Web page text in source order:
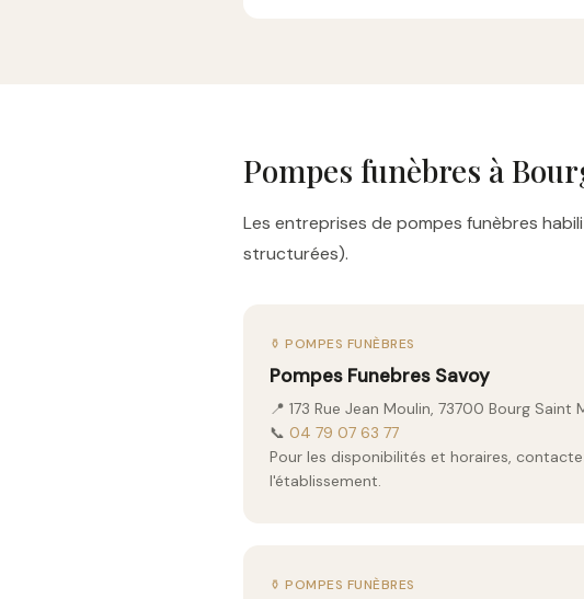
Pompes funèbres à
Les entreprises de pompes funèbres
structurées).
⚱️ POMPES FUNÈBRES
Pompes Funebres Savoy
📍 173 Rue Jean Moulin, 73700 Bourg Saint
📞 04 79 07 63 77
Pour les disponibilités et horaires,
l'établissement.
⚱️ POMPES FUNÈBRES